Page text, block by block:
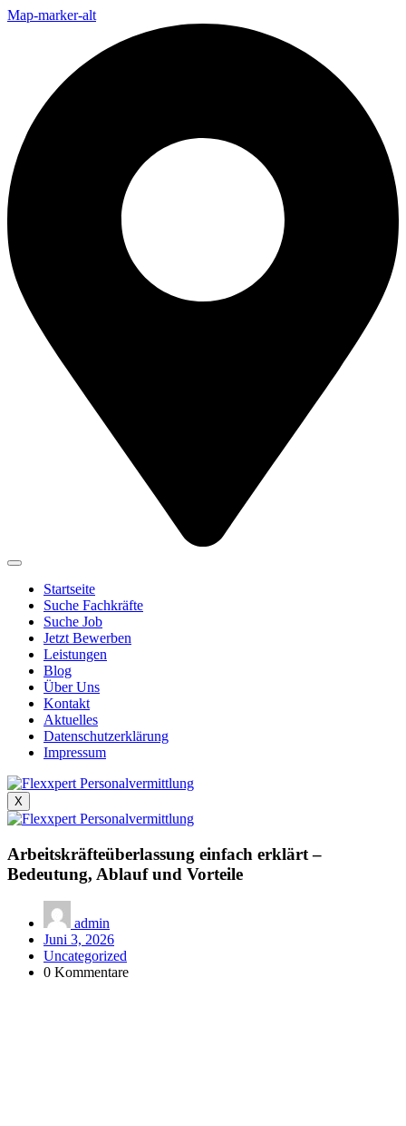
Map-marker-alt
Startseite
Suche Fachkräfte
Suche Job
Jetzt Bewerben
Leistungen
Blog
Über Uns
Kontakt
Aktuelles
Datenschutzerklärung
Impressum
X
Arbeitskräfteüberlassung einfach erklärt –
Bedeutung, Ablauf und Vorteile
admin
Juni 3, 2026
Uncategorized
0 Kommentare